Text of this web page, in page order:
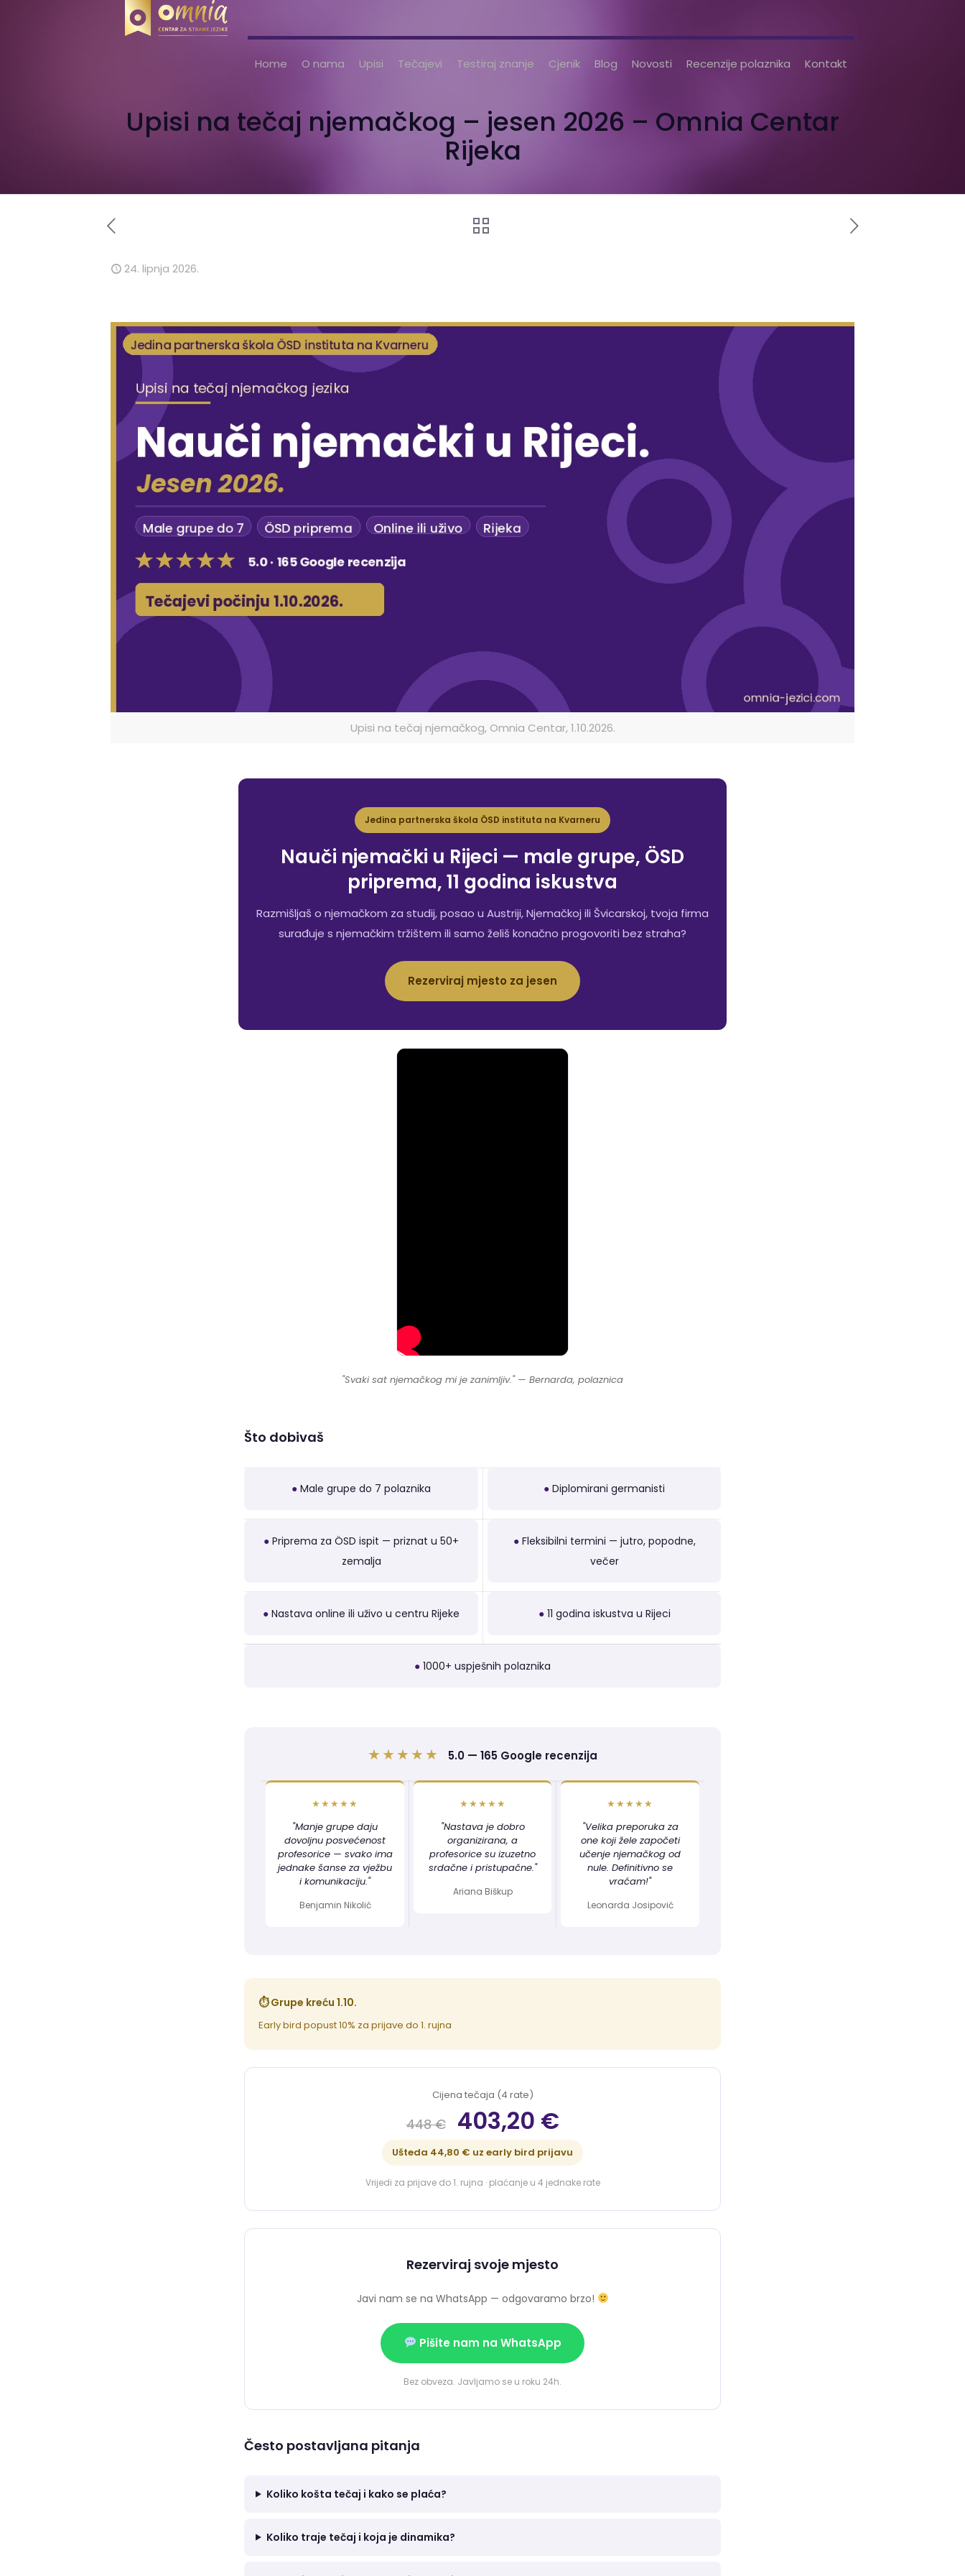
Home O nama Upisi Tečajevi Testiraj znanje Cjenik Blog Novosti Recenzije polaznika Kontakt
Upisi na tečaj njemačkog – jesen 2026 – Omnia Centar
Rijeka
24. lipnja 2026.
Upisi na tečaj njemačkog, Omnia Centar, 1.10.2026.
Jedina partnerska škola ÖSD instituta na Kvarneru
Nauči njemački u Rijeci — male grupe, ÖSD
priprema, 11 godina iskustva
Razmišljaš o njemačkom za studij, posao u Austriji, Njemačkoj ili Švicarskoj, tvoja firma
surađuje s njemačkim tržištem ili samo želiš konačno progovoriti bez straha?
Rezerviraj mjesto za jesen
"Svaki sat njemačkog mi je zanimljiv." — Bernarda, polaznica
Što dobivaš
● Male grupe do 7 polaznika ● Diplomirani germanisti
● Priprema za ÖSD ispit — priznat u 50+
zemalja
●Fleksibilni termini — jutro, popodne,
večer
● Nastava online ili uživo u centru Rijeke ●11 godina iskustva u Rijeci
● 1000+ uspješnih polaznika
★★★★★ 5.0 — 165 Google recenzija
★★★★★
"Manje grupe daju
dovoljnu posvećenost
profesorice — svako ima
jednake šanse za vježbu
i komunikaciju."
Benjamin Nikolić
★★★★★
"Nastava je dobro
organizirana, a
profesorice su izuzetno
srdačne i pristupačne."
Ariana Biškup
★★★★★
"Velika preporuka za
one koji žele započeti
učenje njemačkog od
nule. Definitivno se
vraćam!"
Leonarda Josipović
⏱ Grupe kreću 1.10.
Early bird popust 10% za prijave do 1. rujna
Cijena tečaja (4 rate)
448 € 403,20 €
Ušteda 44,80 € uz early bird prijavu
Vrijedi za prijave do 1. rujna · plaćanje u 4 jednake rate
Rezerviraj svoje mjesto
Javi nam se na WhatsApp — odgovaramo brzo!
Pišite nam na WhatsApp
Bez obveza. Javljamo se u roku 24h.
Često postavljana pitanja
Koliko košta tečaj i kako se plaća?
Koliko traje tečaj i koja je dinamika?